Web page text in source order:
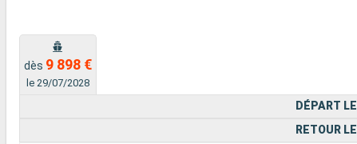
dès 9 898 €
le 29/07/2028
DÉPART LE
RETOUR LE